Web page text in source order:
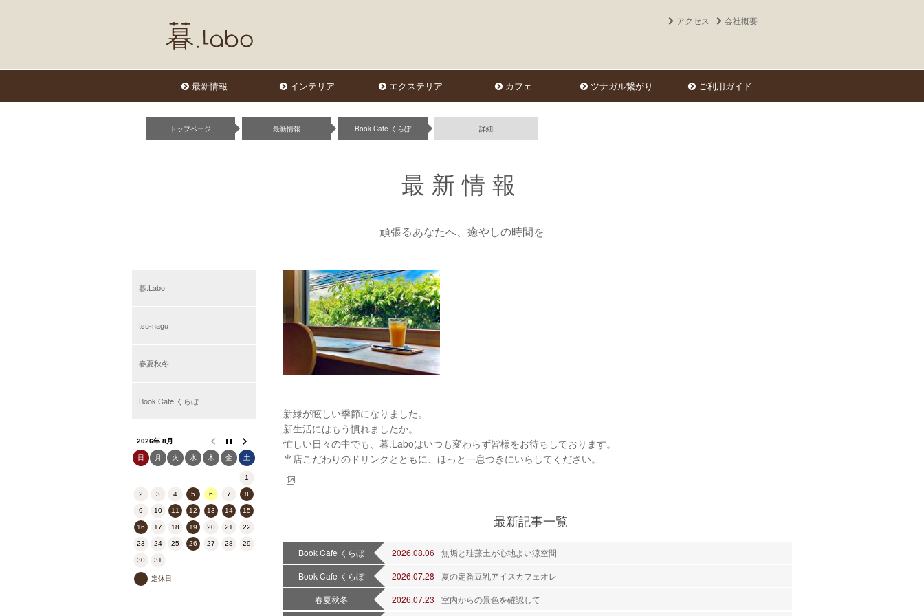
アクセス 会社概要
最新情報 インテリア エクステリア カフェ ツナガル繋がり ご利用ガイド
トップページ 最新情報 Book Cafe くらぼ 詳細
最新情報
頑張るあなたへ、癒やしの時間を
暮.Labo
tsu-nagu
春夏秋冬
Book Cafe くらぼ
2026年 8月
日 月 火 水 木 金 土
1
2 3 4 5 6 7 8
9 10 11 12 13 14 15
16 17 18 19 20 21 22
23 24 25 26 27 28 29
30 31
定休日
新緑が眩しい季節になりました。
新生活にはもう慣れましたか。
忙しい日々の中でも、暮.Laboはいつも変わらず皆様をお待ちしております。
当店こだわりのドリンクとともに、ほっと一息つきにいらしてください。
最新記事一覧
Book Cafe くらぼ 2026.08.06
無垢と珪藻土が心地よい涼空間
Book Cafe くらぼ
2026.07.28
夏の定番豆乳アイスカフェオレ
春夏秋冬
2026.07.23 室内からの景色を確認して